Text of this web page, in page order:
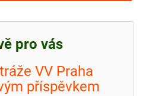
pro vás
VV Praha
příspěvkem